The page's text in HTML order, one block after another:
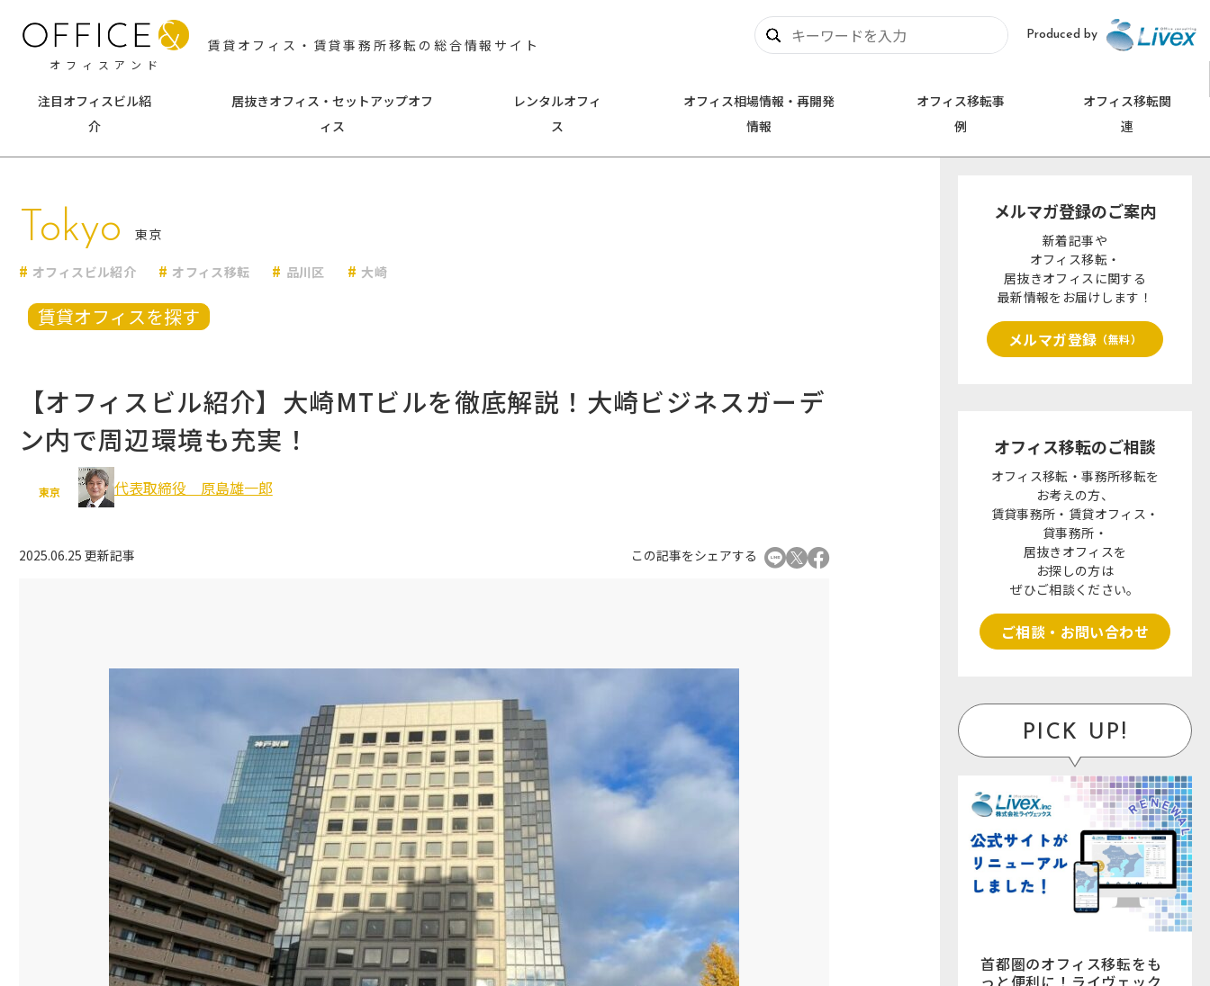
オフィスアンド
賃貸オフィス・賃貸事務所移転の総合情報サイト
Produced by
注目オフィスビル紹
介
渋谷区
文京区
台東区
世田谷区
中野区
豊島区
北区
武蔵野市
八王子市
海老名
さいたま市
居抜きオフィス・セットアップオフ
ィス
レンタルオフィ
ス
オフィス相場情報・再開発
情報
オフィス移転事
例
オフィス移転関
連
Tokyo 東京
オフィスビル紹介 オフィス移転 品川区 大崎
賃貸オフィスを探す
【オフィスビル紹介】大崎MTビルを徹底解説！大崎ビジネスガーデ
ン内で周辺環境も充実！
東京 代表取締役 原島雄一郎
2025.06.25 更新記事 この記事をシェアする
メルマガ登録のご案内
新着記事や
オフィス移転・
居抜きオフィスに関する
最新情報をお届けします！
メルマガ登録 （無料）
オフィス移転のご相談
オフィス移転・事務所移転を
お考えの方、
賃貸事務所・賃貸オフィス・
貸事務所・
居抜きオフィスを
お探しの方は
ぜひご相談ください。
ご相談・お問い合わせ
PICK UP!
首都圏のオフィス移転をも
っと便利に！ライヴェック
0120-620-213